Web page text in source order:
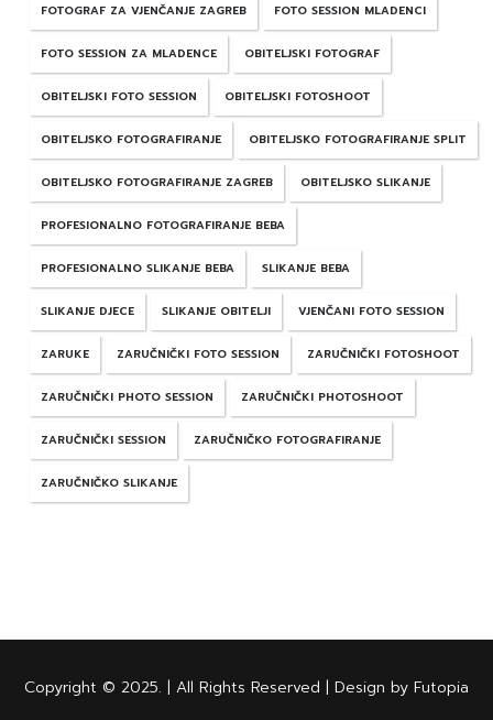
FOTOGRAF ZA VJENČANJE ZAGREB FOTO SESSION MLADENCI
FOTO SESSION ZA MLADENCE OBITELJSKI FOTOGRAF
OBITELJSKI FOTO SESSION OBITELJSKI FOTOSHOOT
OBITELJSKO FOTOGRAFIRANJE OBITELJSKO FOTOGRAFIRANJE SPLIT
OBITELJSKO FOTOGRAFIRANJE ZAGREB OBITELJSKO SLIKANJE
PROFESIONALNO FOTOGRAFIRANJE BEBA
PROFESIONALNO SLIKANJE BEBA SLIKANJE BEBA
SLIKANJE DJECE SLIKANJE OBITELJI VJENČANI FOTO SESSION
ZARUKE ZARUČNIČKI FOTO SESSION ZARUČNIČKI FOTOSHOOT
ZARUČNIČKI PHOTO SESSION ZARUČNIČKI PHOTOSHOOT
ZARUČNIČKI SESSION ZARUČNIČKO FOTOGRAFIRANJE
ZARUČNIČKO SLIKANJE
Copyright © 2025. | All Rights Reserved | Design by Futopia